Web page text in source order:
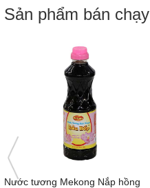
Sản phẩm bán chạy
Nước tương Mekong Nắp hồng